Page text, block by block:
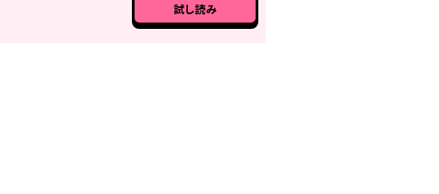
試し読み